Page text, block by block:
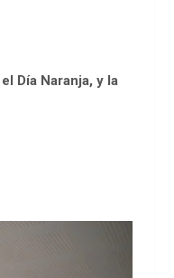
Día Naranja, y la